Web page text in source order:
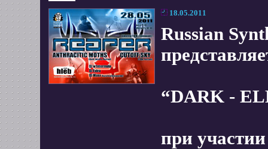
18.05.2011
Russian
“DARK -
при участии